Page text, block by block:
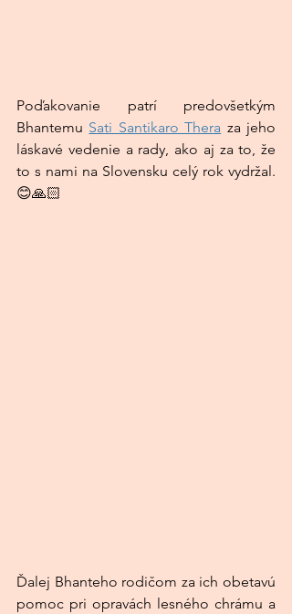
Poďakovanie patrí predovšetkým
Bhantemu Sati Santikaro Thera za jeho
láskavé vedenie a rady, ako aj za to, že
to s nami na Slovensku celý rok vydržal.
😊🙏🏻
Ďalej Bhanteho rodičom za ich obetavú
pomoc pri opravách lesného chrámu a